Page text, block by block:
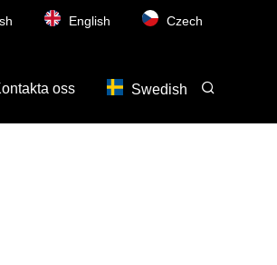
English Czech
oss Swedish